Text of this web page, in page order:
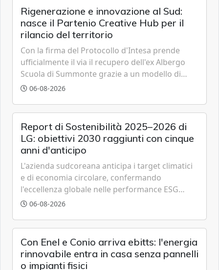
Rigenerazione e innovazione al Sud:
nasce il Partenio Creative Hub per il
rilancio del territorio
Con la firma del Protocollo d'Intesa prende
ufficialmente il via il recupero dell'ex Albergo
Scuola di Summonte grazie a un modello di
partenariato pubblico-privato e a una rete di
06-08-2026
Report di Sostenibilità 2025–2026 di
LG: obiettivi 2030 raggiunti con cinque
anni d'anticipo
L'azienda sudcoreana anticipa i target climatici
e di economia circolare, confermando
l'eccellenza globale nelle performance ESG
grazie a innovazione, accessibilità e governance
06-08-2026
Con Enel e Conio arriva ebitts: l'energia
rinnovabile entra in casa senza pannelli
o impianti fisici